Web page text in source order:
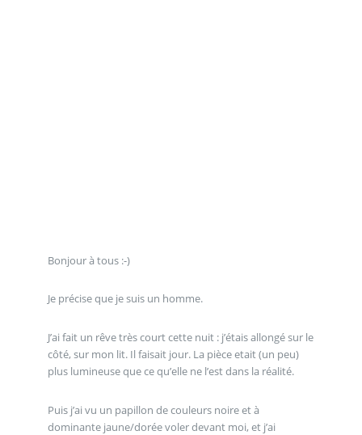
Bonjour à tous :-)
Je précise que je suis un homme.
J’ai fait un rêve très court cette nuit : j’étais allongé sur le
côté, sur mon lit. Il faisait jour. La pièce etait (un peu)
plus lumineuse que ce qu’elle ne l’est dans la réalité.
Puis j’ai vu un papillon de couleurs noire et à
dominante jaune/dorée voler devant moi, et j’ai